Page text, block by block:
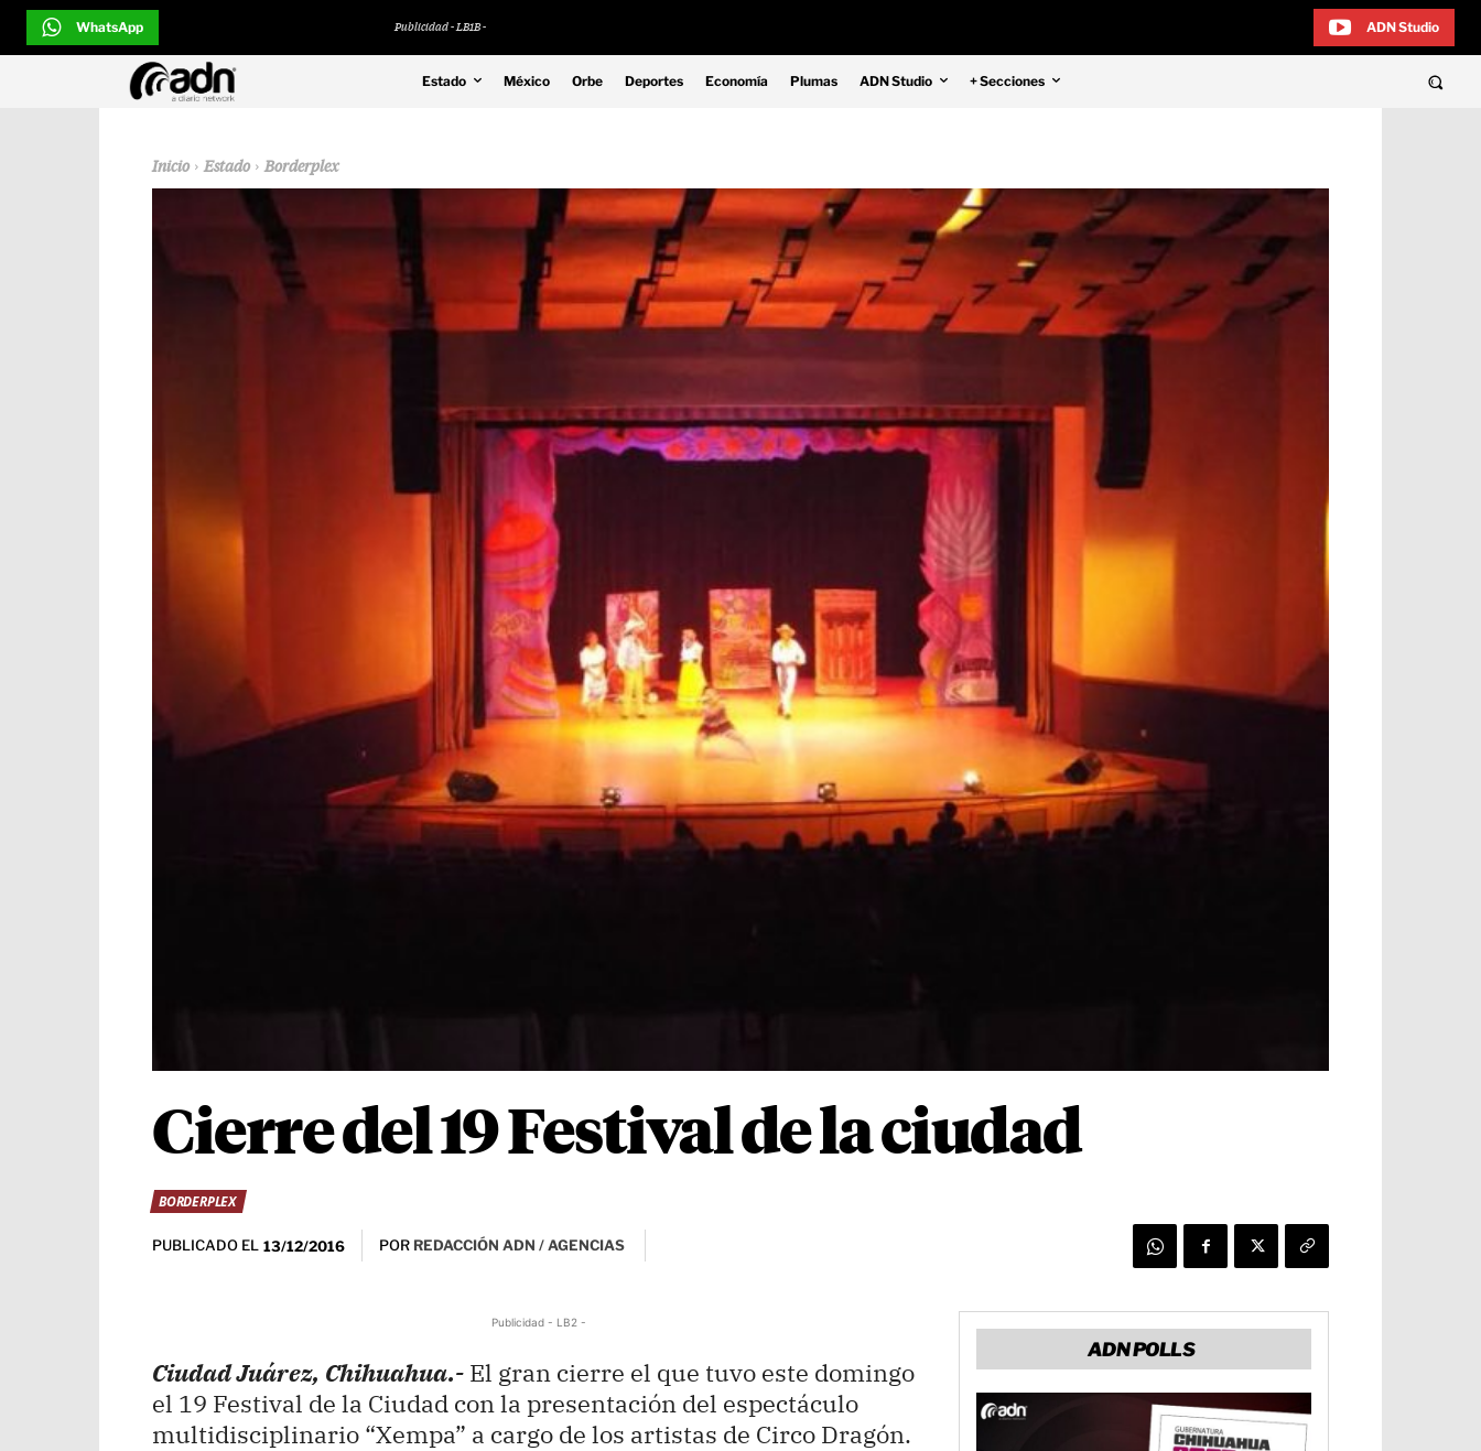
WhatsApp Publicidad - LB1B - ADN Studio
Estado México Orbe Deportes Economía Plumas ADN Studio + Secciones
Inicio Estado Borderplex
Cierre del 19 Festival de la ciudad
BORDERPLEX
PUBLICADO EL 13/12/2016 POR REDACCIÓN ADN / AGENCIAS
Publicidad - LB2 -
Ciudad Juárez, Chihuahua.- El gran cierre el que tuvo este domingo
el 19 Festival de la Ciudad con la presentación del espectáculo
multidisciplinario “Xempa” a cargo de los artistas de Circo Dragón.
ADN POLLS